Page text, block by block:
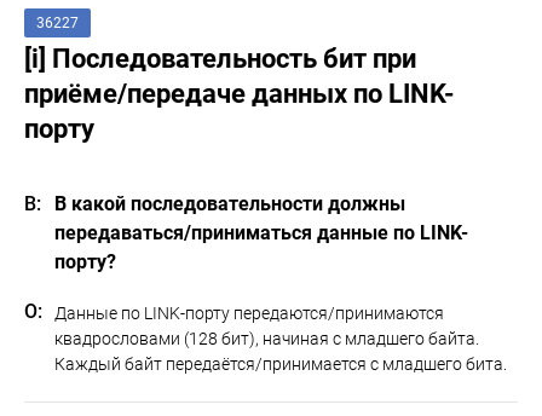
36227
[i] Последовательность бит при
приёме/передаче данных по LINK-
порту
В какой последовательности должны
передаваться/приниматься данные по LINK-
порту?
Данные по LINK-порту передаются/принимаются
квадрословами (128 бит), начиная с младшего байта.
Каждый байт передаётся/принимается с младшего бита.